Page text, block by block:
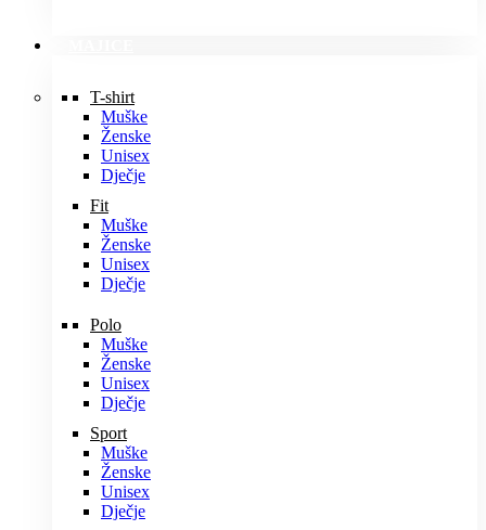
T-shirt
Muške
Ženske
Unisex
Dječje
Fit
Muške
Ženske
Unisex
Dječje
Polo
Muške
Ženske
Unisex
Dječje
Sport
Muške
Ženske
Unisex
Dječje